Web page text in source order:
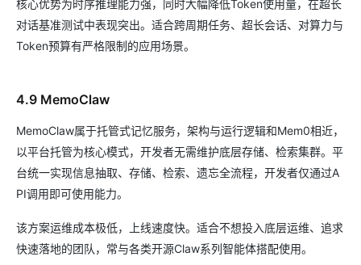
核心优势为时序推理能力强，同时大幅降低Token使用量，在超长
对话基准测试中表现突出。适合跨周期任务、超长会话、对算力与
Token预算有严格限制的应用场景。
4.9 MemoClaw
MemoClaw属于托管式记忆服务，架构与运行逻辑和Mem0相近，
以平台托管为核心模式，开发者无需维护底层存储、检索集群。平
台统一实现信息抽取、存储、检索、遗忘全流程，开发者仅通过A
PI调用即可使用能力。
该方案运维成本极低，上线速度快。适合不想投入底层运维、追求
快速落地的团队，常与各类开源Claw系列智能体搭配使用。